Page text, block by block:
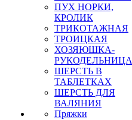
ПУХ НОРКИ,
КРОЛИК
ТРИКОТАЖНАЯ
ТРОИЦКАЯ
ХОЗЯЮШКА-
РУКОДЕЛЬНИЦА
ШЕРСТЬ В
ТАБЛЕТКАХ
ШЕРСТЬ ДЛЯ
ВАЛЯНИЯ
Пряжки